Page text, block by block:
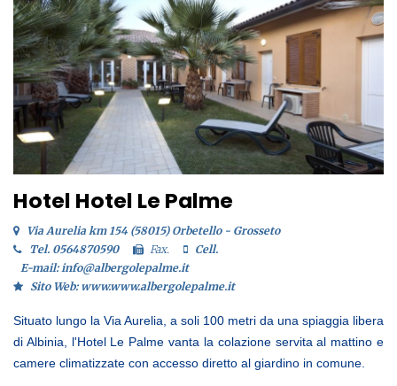
Hotel Hotel Le Palme
Via Aurelia km 154 (58015) Orbetello - Grosseto
Tel. 0564870590
Fax.
Cell.
E-mail: info@albergolepalme.it
Sito Web: www.www.albergolepalme.it
Situato lungo la Via Aurelia, a soli 100 metri da una spiaggia libera
di Albinia, l'Hotel Le Palme vanta la colazione servita al mattino e
camere climatizzate con accesso diretto al giardino in comune.